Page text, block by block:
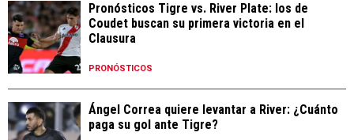
Pronósticos Tigre vs. River Plate: los de
Coudet buscan su primera victoria en el
Clausura
PRONÓSTICOS
Ángel Correa quiere levantar a River: ¿Cuánto
paga su gol ante Tigre?